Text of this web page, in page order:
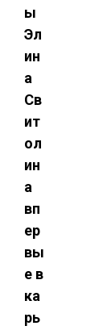
ы
Эл
ин
а
Св
ит
ол
ин
а
вп
ер
вы
е в
ка
рь